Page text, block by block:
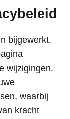
bijgewerkt.
wijzigingen.
waarbij
kracht